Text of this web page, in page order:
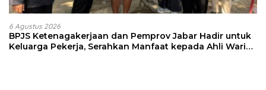
6 Agustus 2026
BPJS Ketenagakerjaan dan Pemprov Jabar Hadir untuk
Keluarga Pekerja, Serahkan Manfaat kepada Ahli Waris